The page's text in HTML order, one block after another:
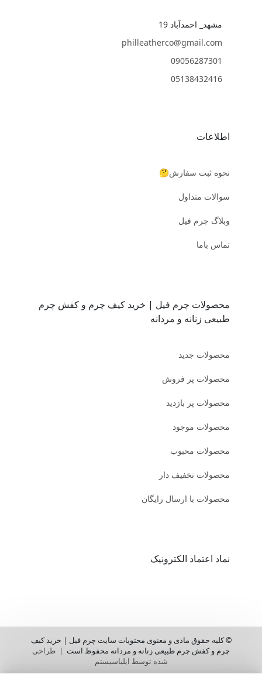
مشهد_ احمدآباد 19
philleatherco@gmail.com
09056287301
05138432416
اطلاعات
نحوه ثبت سفارش🤔
سوالات متداول
وبلاگ چرم فیل
تماس باما
محصولات چرم فیل | خرید کیف چرم و کفش چرم
طبیعی زنانه و مردانه
محصولات جدید
محصولات پر فروش
محصولات پر بازدید
محصولات موجود
محصولات محبوب
محصولات تخفیف دار
محصولات با ارسال رایگان
نماد اعتماد الکترونیک
© کلیه حقوق مادی و معنوی محتویات سایت چرم فیل | خرید کیف
چرم و کفش چرم طبیعی زنانه و مردانه محفوظ است | طراحی
شده توسط ایلیاسیستم